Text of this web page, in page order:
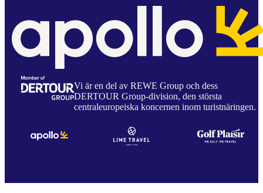
Vi är en del av REWE Group och dess
DERTOUR Group-division, den största
centraleuropeiska koncernen inom turistnäringen.